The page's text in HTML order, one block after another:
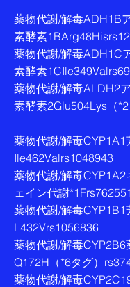
薬物代謝/解毒ADH1B
素酵素
薬物代謝/解毒ADH1C
素酵素
薬物代謝/解毒ALDH2
素酵素2Glu504Lys（
薬物代謝/解毒CYP1A1
Ile462Valrs1048943
薬物代謝/解毒CYP1A2
ェイン代謝*1Frs762551
薬物代謝/解毒CYP1B1
L432Vrs1056836
薬物代謝/解毒CYP2B6
Q172H（*6タグ）
薬物代謝/解毒